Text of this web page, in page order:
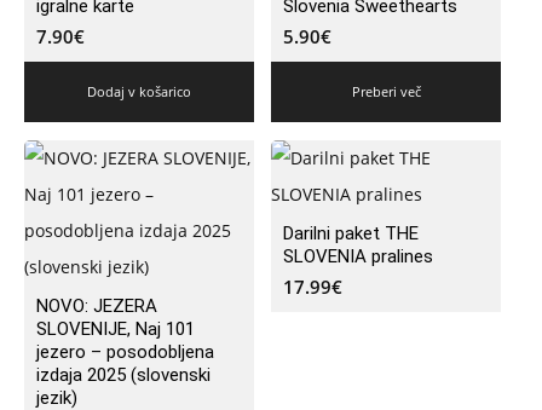
igralne karte
7.90€
Dodaj v košarico
Slovenia Sweethearts
5.90€
Preberi več
NOVO: JEZERA
SLOVENIJE, Naj 101
jezero – posodobljena
izdaja 2025 (slovenski
jezik)
Darilni paket THE
SLOVENIA pralines
17.99€